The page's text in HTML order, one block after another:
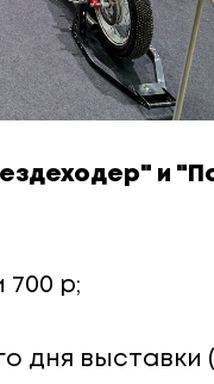
и
700 р;
дня выставки